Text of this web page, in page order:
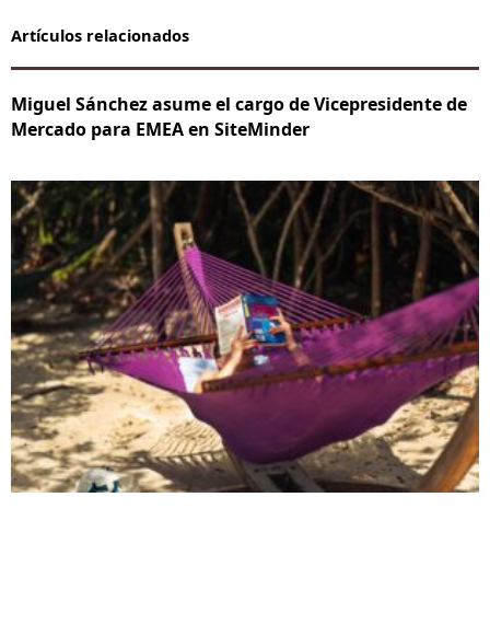
Artículos relacionados
Miguel Sánchez asume el cargo de Vicepresidente de
Mercado para EMEA en SiteMinder